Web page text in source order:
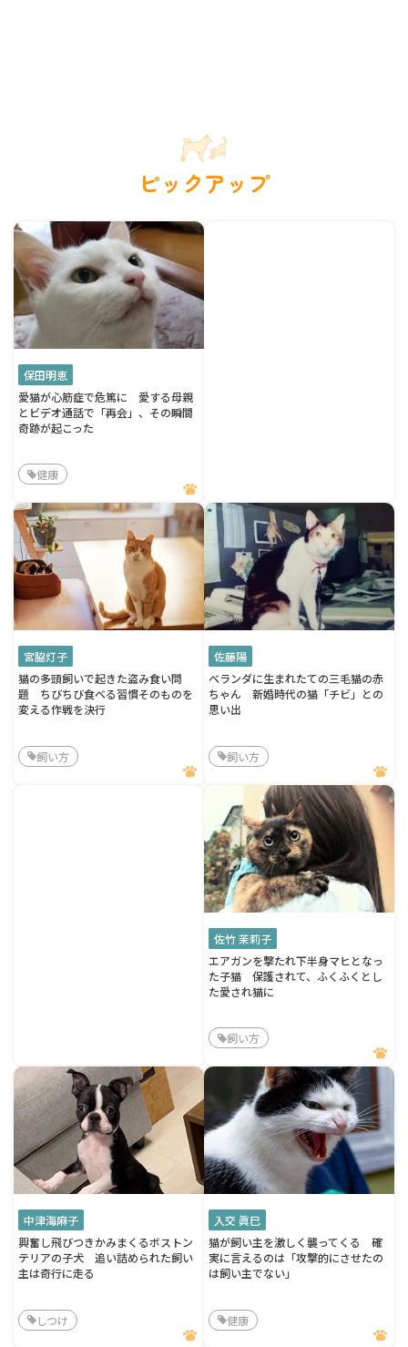
ピックアップ
保田明恵
愛猫が心筋症で危篤に 愛する母親
とビデオ通話で「再会」、その瞬間
奇跡が起こった
健康
宮脇灯子
猫の多頭飼いで起きた盗み食い問
題 ちびちび食べる習慣そのものを
変える作戦を決行
飼い方
佐藤陽
ベランダに生まれたての三毛猫の赤
ちゃん 新婚時代の猫「チビ」との
思い出
飼い方
佐竹 茉莉子
エアガンを撃たれ下半身マヒとなっ
た子猫 保護されて、ふくふくとし
た愛され猫に
飼い方
中津海麻子
興奮し飛びつきかみまくるボストン
テリアの子犬 追い詰められた飼い
主は奇行に走る
しつけ
入交 眞巳
猫が飼い主を激しく襲ってくる 確
実に言えるのは「攻撃的にさせたの
は飼い主でない」
健康